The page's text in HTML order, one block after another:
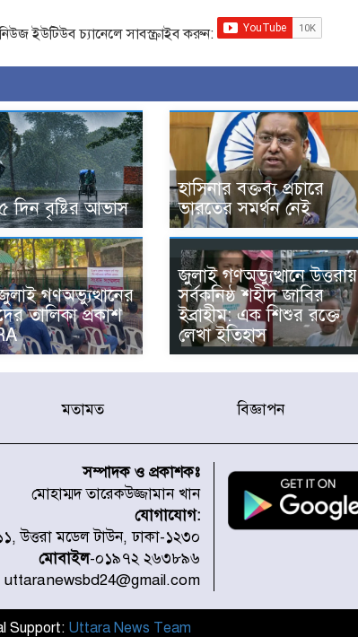
ইউটিউব চ্যানেলে সাবস্ক্রাইব করুন:
দিন বৃষ্টির আভাস
হাসিনার বক্তব্য প্রচারে
ভারতের সমর্থন নেই
গণঅভ্যুত্থানের
তালিকা প্রকাশ
জুলাই গণঅভ্যুত্থানে উত্তরায়
সর্বকনিষ্ঠ শহীদ জাবির
ইব্রাহীম: এক শিশুর রক্তে
লেখা ইতিহাস
মতামত বিজ্ঞাপন
সম্পাদক ও প্রকাশকঃ
মোহাম্মদ তারেকউজ্জামান খান
যোগাযোগ:
উত্তরা মডেল টাউন, ঢাকা-১২৩০
মোবাইল-০১৯৭২ ২৬৩৮৯৬
Support: Uttara News Team